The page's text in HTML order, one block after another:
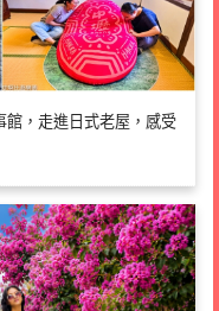
館，走進日式老屋，感受